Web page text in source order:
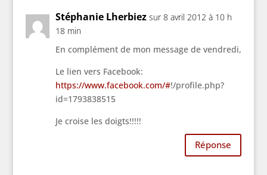
Stéphanie Lherbiez sur 8 avril 2012 à 10 h
18 min
En complément de mon message de vendredi,
Le lien vers Facebook:
https://www.facebook.com/#!/profile.php?
id=1793838515
Je croise les doigts!!!!!
Réponse